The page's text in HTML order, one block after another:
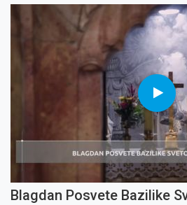
Blagdan Posvete Bazilike